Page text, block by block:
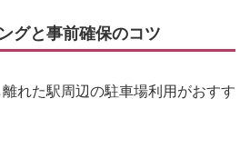
グと事前確保のコツ
れた駅周辺の駐車場利用がおすす